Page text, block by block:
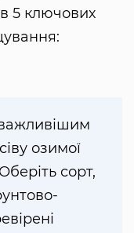
5 ключових
озимої
сорт,